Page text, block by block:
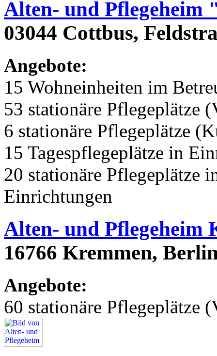
Alten- und Pflegeheim
03044 Cottbus,
Angebote:
15 Wohneinheiten im
53 stationäre Pflegeplätze
6 stationäre Pflegeplätze
15 Tagespflegeplätze in
20 stationäre Pflegeplätze
Einrichtungen
Alten- und Pflegeheim
16766 Kremmen,
Angebote:
60 stationäre Pflegeplätze